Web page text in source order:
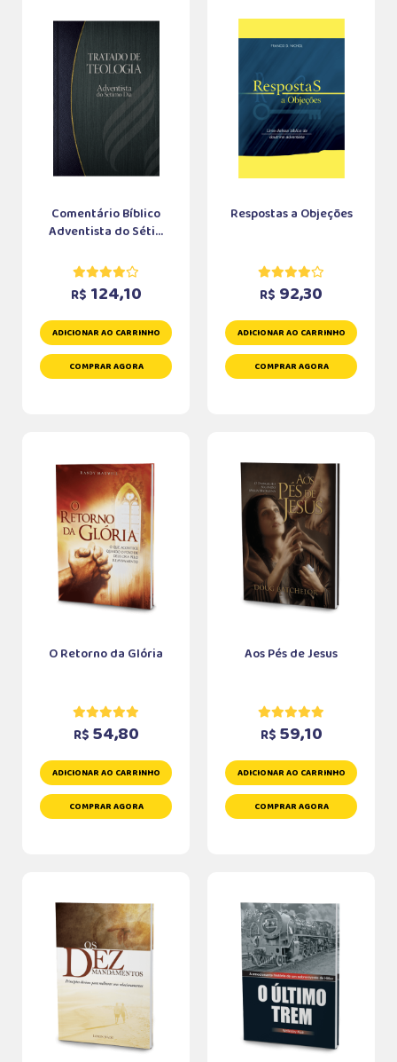
Comentário Bíblico
Adventista do Séti...
R$ 124,10
ADICIONAR AO CARRINHO
COMPRAR AGORA
Respostas a Objeções
R$ 92,30
ADICIONAR AO CARRINHO
COMPRAR AGORA
O Retorno da Glória
R$ 54,80
ADICIONAR AO CARRINHO
COMPRAR AGORA
Aos Pés de Jesus
R$ 59,10
ADICIONAR AO CARRINHO
COMPRAR AGORA